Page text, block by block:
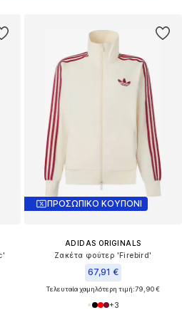
ΠΡΟΣΩΠΙΚΟ ΚΟΥΠΟΝΙ
ADIDAS ORIGINALS
Ζακέτα φούτερ 'Firebird'
67,91 €
Τελευταία χαμηλότερη τιμή:79,90 €
+3